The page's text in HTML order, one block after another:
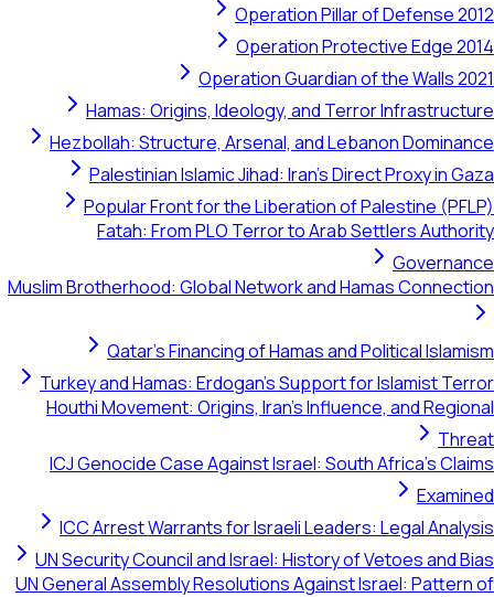
Operation
Hamas: Origins,
Hezbollah: Structure,
Palestinian Islamic
Popular Front for the
Fatah: From PLO
Muslim Brotherhood: Global
Qatar's Financing of
Turkey and Hamas:
Houthi Movement: Origins,
ICJ Genocide Case Against
ICC Arrest Warrants for
UN Security Council and
UN General Assembly